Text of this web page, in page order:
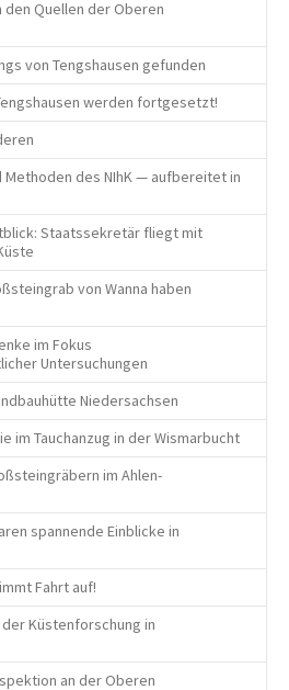
den Quellen der Oberen
von Tengshausen gefunden
werden fortgesetzt!
Methoden des NIhK — aufbereitet in
Staatssekretär fliegt mit
von Wanna haben
im Fokus
Untersuchungen
Niedersachsen
im Tauchanzug in der Wismarbucht
im Ahlen-
spannende Einblicke in
Fahrt auf!
Küstenforschung in
an der Oberen